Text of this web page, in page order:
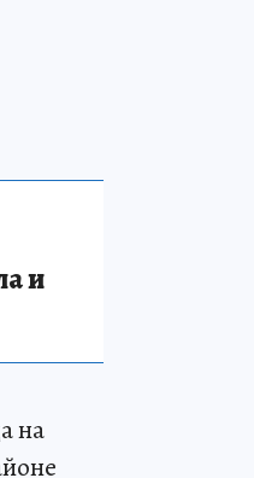
и
на